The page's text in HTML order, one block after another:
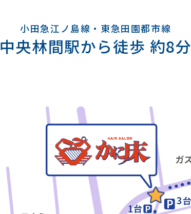
小田急江ノ島線・東急田園都市線
中央林間駅から徒歩 約8分